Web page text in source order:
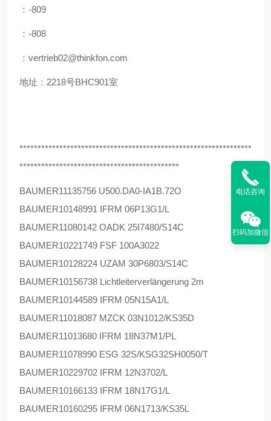
：-809
：-808
：vertrieb02@thinkfon.com
地址：2218号BHC901室
****************************************************************
********************************************
BAUMER11135756 U500.DA0-IA1B.72O
BAUMER10148991 IFRM 06P13G1/L
BAUMER11080142 OADK 25I7480/S14C
BAUMER10221749 FSF 100A3022
BAUMER10128224 UZAM 30P6803/S14C
BAUMER10156738 Lichtleiterverlängerung 2m
BAUMER10144589 IFRM 05N15A1/L
BAUMER11018087 MZCK 03N1012/KS35D
BAUMER11013680 IFRM 18N37M1/PL
BAUMER11078990 ESG 32S/KSG32SH0050/T
BAUMER10229702 IFRM 12N3702/L
BAUMER10166133 IFRM 18N17G1/L
BAUMER10160295 IFRM 06N1713/KS35L
电话咨询
扫码加微信